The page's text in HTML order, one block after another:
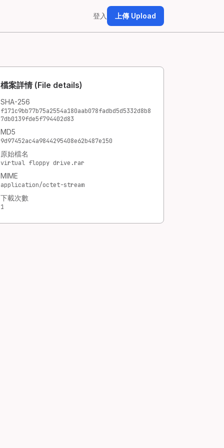
登入 上傳 Upload
檔案詳情 (File details)
SHA-256
f171c9bb77b75a2554a180aab078fadbd5d5332d8b8
7db0139fde5f794402d83
MD5
9d97452ac4a9844295408e62b487e150
原始檔名
virtual floppy drive.rar
MIME
application/octet-stream
下載次數
1